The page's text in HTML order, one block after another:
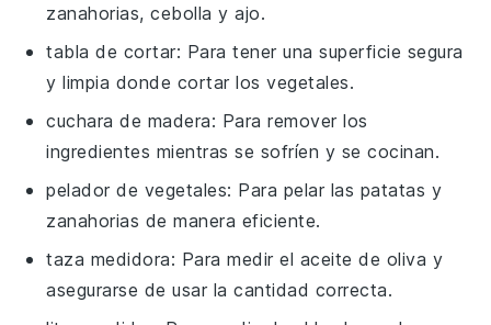
zanahorias, cebolla y ajo.
tabla de cortar: Para tener una superficie segura
y limpia donde cortar los vegetales.
cuchara de madera: Para remover los
ingredientes mientras se sofríen y se cocinan.
pelador de vegetales: Para pelar las patatas y
zanahorias de manera eficiente.
taza medidora: Para medir el aceite de oliva y
asegurarse de usar la cantidad correcta.